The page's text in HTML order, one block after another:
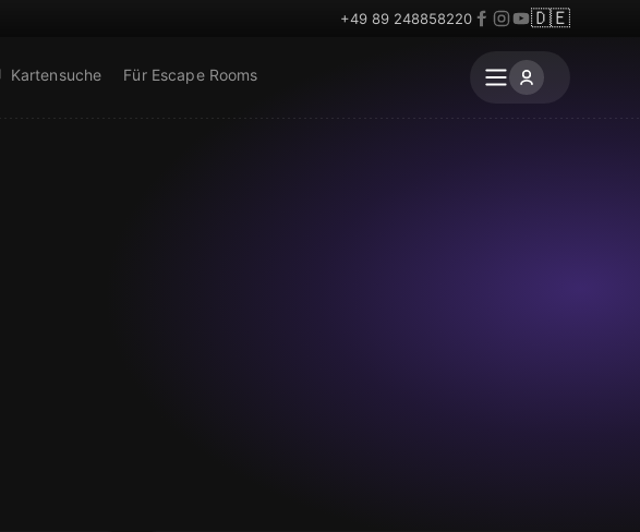
+49 89 248858220 🇩🇪
Kartensuche Für Escape Rooms